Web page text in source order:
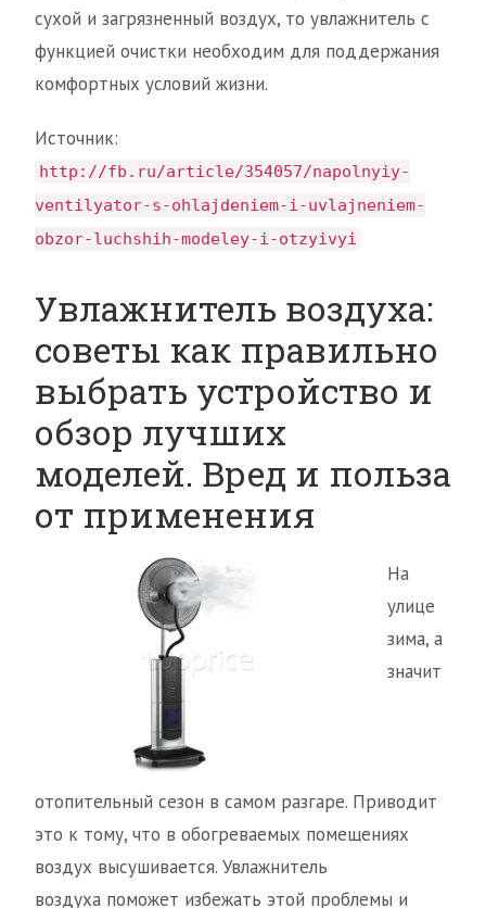
сухой и загрязненный воздух, то увлажнитель с
функцией очистки необходим для поддержания
комфортных условий жизни.
Источник:
http://fb.ru/article/354057/napolnyiy-
ventilyator-s-ohlajdeniem-i-uvlajneniem-
obzor-luchshih-modeley-i-otzyivyi
Увлажнитель воздуха:
советы как правильно
выбрать устройство и
обзор лучших
моделей. Вред и польза
от применения
На
улице
зима, а
значит
отопительный сезон в самом разгаре. Приводит
это к тому, что в обогреваемых помещениях
воздух высушивается. Увлажнитель
воздуха поможет избежать этой проблемы и